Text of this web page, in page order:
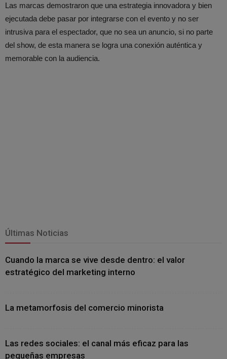
Las marcas demostraron que una estrategia innovadora y bien
ejecutada debe pasar por integrarse con el evento y no ser
intrusiva para el espectador, que no sea un anuncio, si no parte
del show, de esta manera se logra una conexión auténtica y
memorable con la audiencia.
Últimas Noticias
Cuando la marca se vive desde dentro: el valor
estratégico del marketing interno
La metamorfosis del comercio minorista
Las redes sociales: el canal más eficaz para las
pequeñas empresas